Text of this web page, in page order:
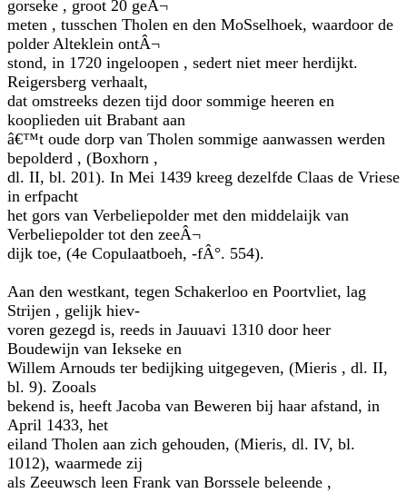
gorseke , groot 20 geÂ¬
meten , tusschen Tholen en den MoSselhoek, waardoor de
polder Alteklein ontÂ¬
stond, in 1720 ingeloopen , sedert niet meer herdijkt.
Reigersberg verhaalt,
dat omstreeks dezen tijd door sommige heeren en
kooplieden uit Brabant aan
â€™t oude dorp van Tholen sommige aanwassen werden
bepolderd , (Boxhorn ,
dl. II, bl. 201). In Mei 1439 kreeg dezelfde Claas de Vriese
in erfpacht
het gors van Verbeliepolder met den middelaijk van
Verbeliepolder tot den zeeÂ¬
dijk toe, (4e Copulaatboeh, -fÂ°. 554).
Aan den westkant, tegen Schakerloo en Poortvliet, lag
Strijen , gelijk hiev-
voren gezegd is, reeds in Jauuavi 1310 door heer
Boudewijn van Iekseke en
Willem Arnouds ter bedijking uitgegeven, (Mieris , dl. II,
bl. 9). Zooals
bekend is, heeft Jacoba van Beweren bij haar afstand, in
April 1433, het
eiland Tholen aan zich gehouden, (Mieris, dl. IV, bl.
1012), waarmede zij
als Zeeuwsch leen Frank van Borssele beleende ,